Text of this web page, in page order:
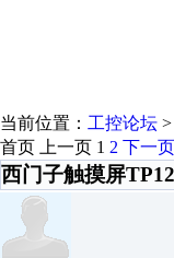
当前位置： 工控论坛
首页 上一页 1 2 下一页
西门子触摸屏